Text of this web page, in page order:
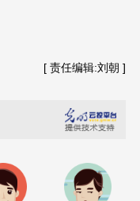
[ 责任编辑:刘朝 ]